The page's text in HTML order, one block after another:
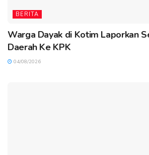
BERITA
Warga Dayak di Kotim Laporkan
Daerah Ke KPK
04/08/2026